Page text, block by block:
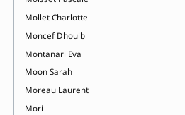
Mollet Charlotte
Moncef Dhouib
Montanari Eva
Moon Sarah
Moreau Laurent
Mori